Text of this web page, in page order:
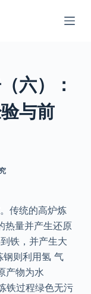
六）：
与前
传统的高炉炼
热量并产生还原
铁，并产生大
钢则利用氢 气
产物为水
铁过程绿色无污